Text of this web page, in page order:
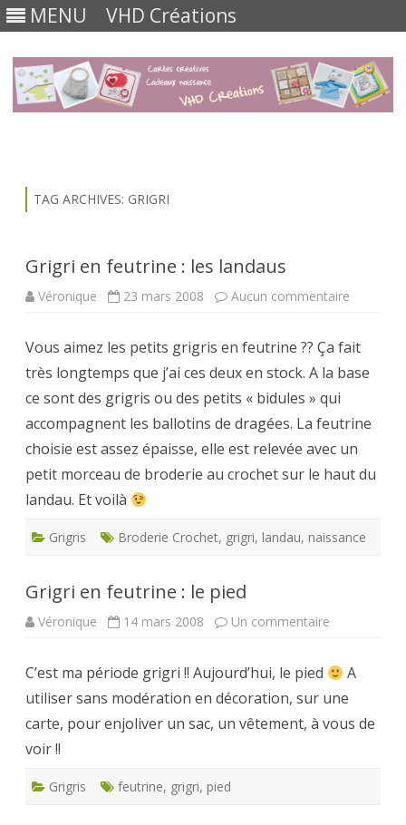
MENU VHD Créations
TAG ARCHIVES: GRIGRI
Grigri en feutrine : les landaus
Véronique 23 mars 2008 Aucun commentaire
:
landaus
Vous aimez les petits grigris en feutrine ?? Ça fait
très longtemps que j’ai ces deux en stock. A la base
ce sont des grigris ou des petits « bidules » qui
accompagnent les ballotins de dragées. La feutrine
choisie est assez épaisse, elle est relevée avec un
petit morceau de broderie au crochet sur le haut du
landau. Et voilà
Grigris Broderie Crochet, grigri, landau, naissance
Grigri en feutrine : le pied
Véronique 14 mars 2008 Un commentaire
:
le
pied
C’est ma période grigri !! Aujourd’hui, le pied
A
utiliser sans modération en décoration, sur une
carte, pour enjoliver un sac, un vêtement, à vous de
voir !!
Grigris feutrine, grigri, pied